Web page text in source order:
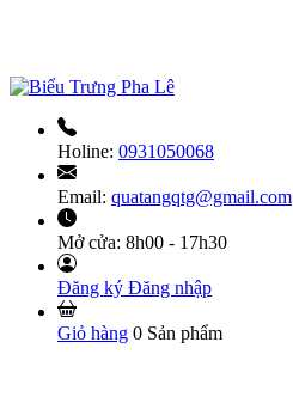
Holine: 0931050068
Email: quatangqtg@gmail.com
Mở cửa: 8h00 - 17h30
Đăng ký Đăng nhập
Giỏ hàng 0 Sản phẩm